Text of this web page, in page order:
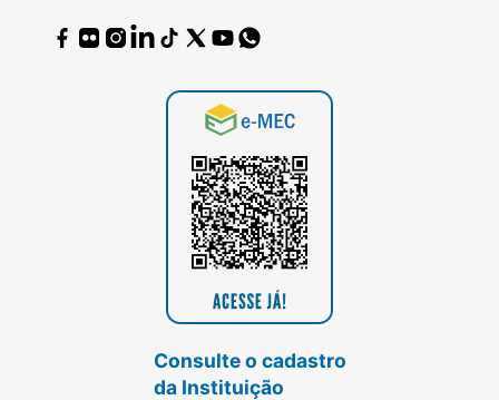
Consulte o cadastro
da Instituição